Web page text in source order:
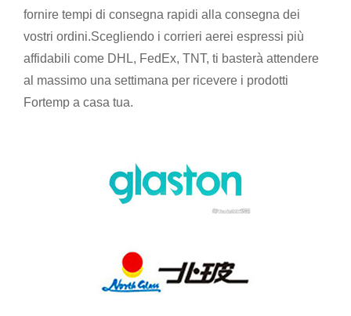
fornire tempi di consegna rapidi alla consegna dei
vostri ordini.Scegliendo i corrieri aerei espressi più
affidabili come DHL, FedEx, TNT, ti basterà attendere
al massimo una settimana per ricevere i prodotti
Fortemp a casa tua.